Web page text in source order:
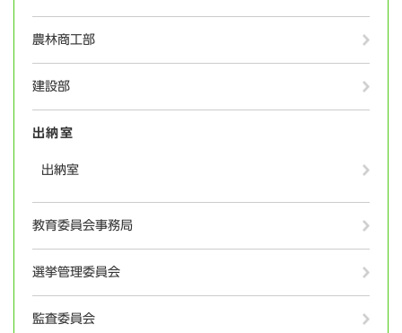
農林商工部
建設部
出納室
出納室
教育委員会事務局
選挙管理委員会
監査委員会